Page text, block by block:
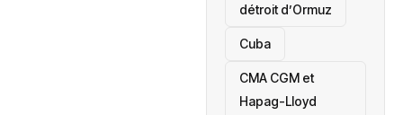
détroit d’Ormuz
‎Cuba
CMA CGM et
Hapag-Lloyd